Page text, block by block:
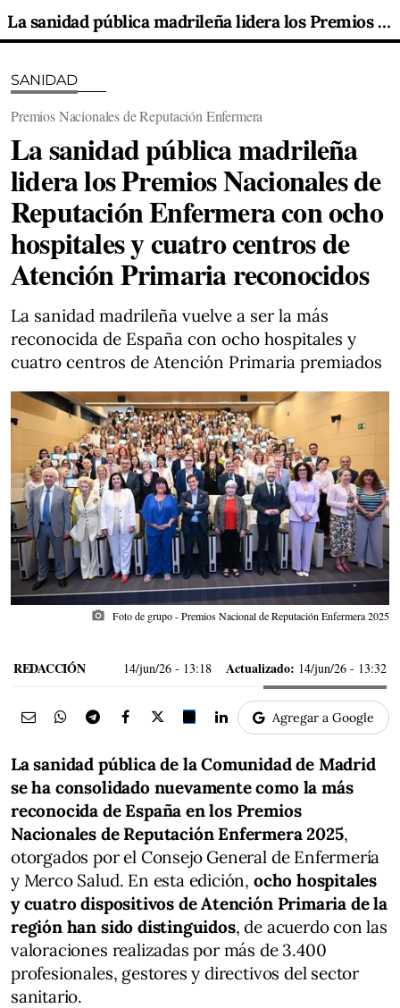
La sanidad pública madrileña lidera los Premios Nacionales de Reputación Enfermera con ocho hospitales y cuatro centros de Atención Primaria reconocidos
SANIDAD
Premios Nacionales de Reputación Enfermera
La sanidad pública madrileña
lidera los Premios Nacionales de
Reputación Enfermera con ocho
hospitales y cuatro centros de
Atención Primaria reconocidos
La sanidad madrileña vuelve a ser la más
reconocida de España con ocho hospitales y
cuatro centros de Atención Primaria premiados
photo_camera Foto de grupo - Premios Nacional de Reputación Enfermera 2025
REDACCIÓN 14/jun/26 - 13:18 Actualizado: 14/jun/26 - 13:32
Agregar a Google
La sanidad pública de la Comunidad de Madrid
se ha consolidado nuevamente como la más
reconocida de España en los Premios
Nacionales de Reputación Enfermera 2025,
otorgados por el Consejo General de Enfermería
y Merco Salud. En esta edición, ocho hospitales
y cuatro dispositivos de Atención Primaria de la
región han sido distinguidos, de acuerdo con las
valoraciones realizadas por más de 3.400
profesionales, gestores y directivos del sector
sanitario.